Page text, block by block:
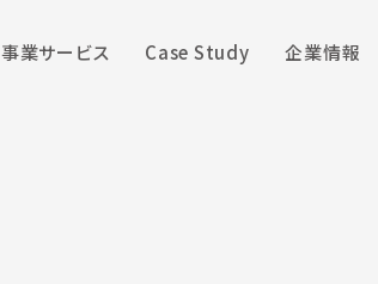
事業サービス Case Study 企業情報